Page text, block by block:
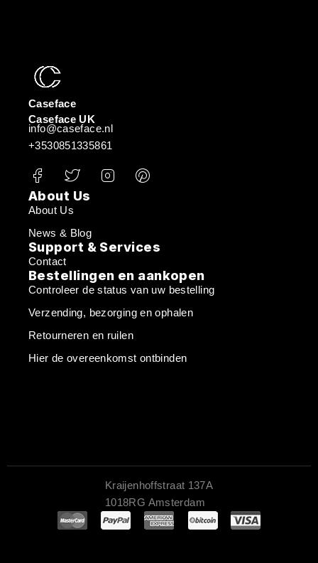
Caseface
Caseface UK
info@caseface.nl
+3530851335861
About Us
About Us
News & Blog
Support & Services
Contact
Bestellingen en aankopen
Controleer de status van uw bestelling
Verzending, bezorging en ophalen
Retourneren en ruilen
Hier de overeenkomst ontbinden
Kraijenhoffstraat 137A
1018RG Amsterdam